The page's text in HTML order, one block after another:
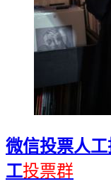
微信投票人
工投票群